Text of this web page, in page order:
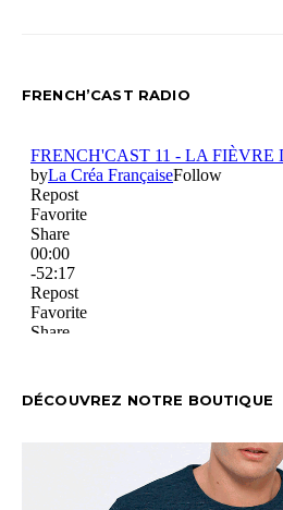
FRENCH’CAST RADIO
DÉCOUVREZ NOTRE BOUTIQUE